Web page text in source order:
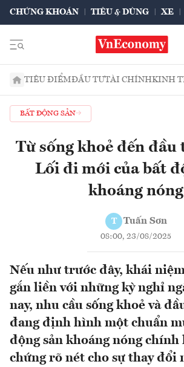
CHỨNG KHOÁN TIÊU & DÙNG XE
TIÊU ĐIỂMĐẦU TƯTÀI CHÍNHKINH
BẤT ĐỘNG SẢN
Từ sống khoẻ đến đầu
Lối đi mới của bất
khoáng nóng
T Tuấn Sơn
08:00, 23/08/2025
Nếu như trước đây, khái
gắn liền với những kỳ nghỉ
nay, nhu cầu sống khoẻ và
đang định hình một chuẩn
động sản khoáng nóng
chứng rõ nét cho sự thay đổi